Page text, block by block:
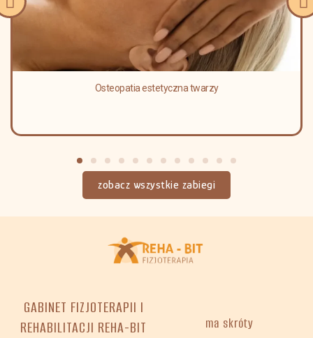
Osteopatia estetyczna twarzy
zobacz wszystkie zabiegi
GABINET FIZJOTERAPII I
REHABILITACJI REHA-BIT
ma skróty